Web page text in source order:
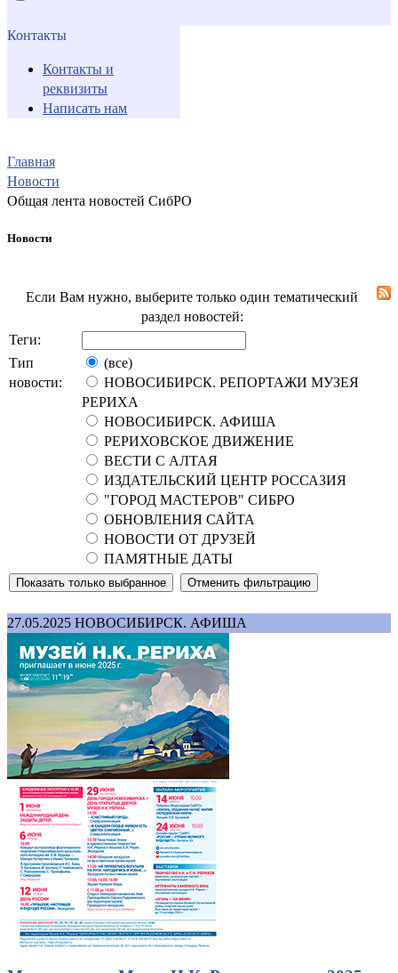
Контакты
Контакты и
реквизиты
Написать нам
Главная
Новости
Общая лента новостей СибРО
Новости
Если Вам нужно, выберите только один тематический
раздел новостей:
Теги:
Тип
новости:
(все)
НОВОСИБИРСК. РЕПОРТАЖИ МУЗЕЯ
РЕРИХА
НОВОСИБИРСК. АФИША
РЕРИХОВСКОЕ ДВИЖЕНИЕ
ВЕСТИ С АЛТАЯ
ИЗДАТЕЛЬСКИЙ ЦЕНТР РОССАЗИЯ
"ГОРОД МАСТЕРОВ" СИБРО
ОБНОВЛЕНИЯ САЙТА
НОВОСТИ ОТ ДРУЗЕЙ
ПАМЯТНЫЕ ДАТЫ
27.05.2025 НОВОСИБИРСК. АФИША